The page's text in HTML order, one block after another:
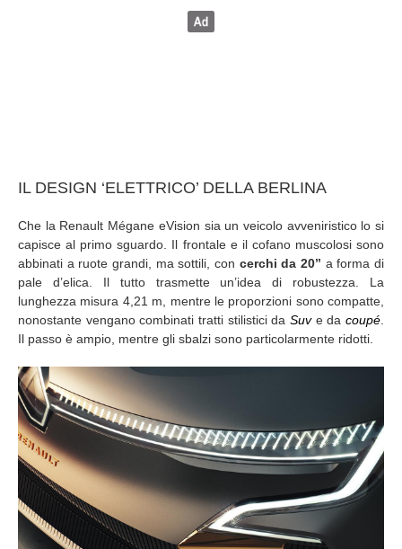
IL DESIGN ‘ELETTRICO’ DELLA BERLINA
Che la Renault Mégane eVision sia un veicolo avveniristico lo si
capisce al primo sguardo. Il frontale e il cofano muscolosi sono
abbinati a ruote grandi, ma sottili, con cerchi da 20’’ a forma di
pale d’elica. Il tutto trasmette un’idea di robustezza. La
lunghezza misura 4,21 m, mentre le proporzioni sono compatte,
nonostante vengano combinati tratti stilistici da Suve da coupé
Il passo è ampio, mentre gli sbalzi sono particolarmente ridotti.